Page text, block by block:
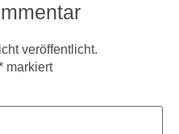
veröffentlicht.
markiert